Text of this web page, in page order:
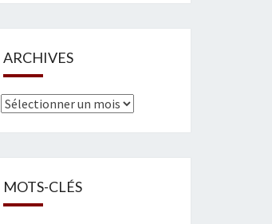
ARCHIVES
Archives
MOTS-CLÉS